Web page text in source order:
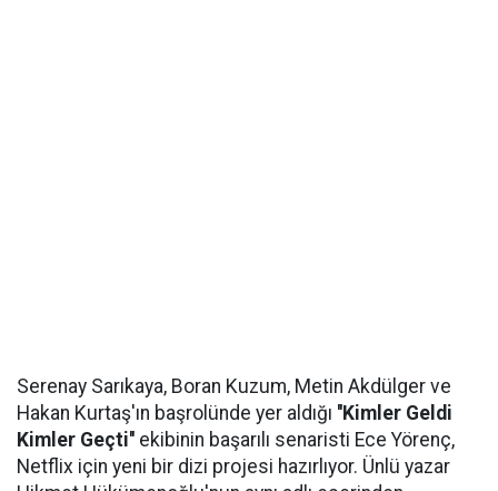
Serenay Sarıkaya, Boran Kuzum, Metin Akdülger ve
Hakan Kurtaş'ın başrolünde yer aldığı ''Kimler Geldi
Kimler Geçti'' ekibinin başarılı senaristi Ece Yörenç,
Netflix için yeni bir dizi projesi hazırlıyor. Ünlü yazar